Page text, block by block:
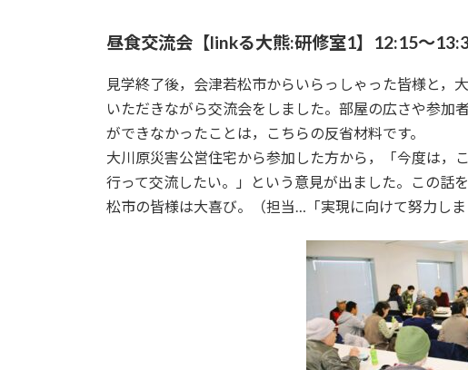
昼食交流会【linkる大熊:研修室1】12:15～
見学終了後，会津若松市からいらっしゃった皆様と，
いただきながら交流会をしました。部屋の広さや参加
ができなかったことは，こちらの反省材料です。
大川原災害公営住宅から参加した方から，「今度は，
行って交流したい。」という意見が出ました。この話
松市の皆様は大喜び。（担当…「実現に向けて努力しま